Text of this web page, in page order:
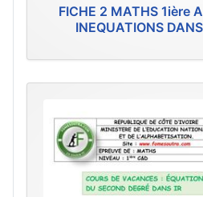
FICHE 2 MATHS 1ière
INEQUATIONS